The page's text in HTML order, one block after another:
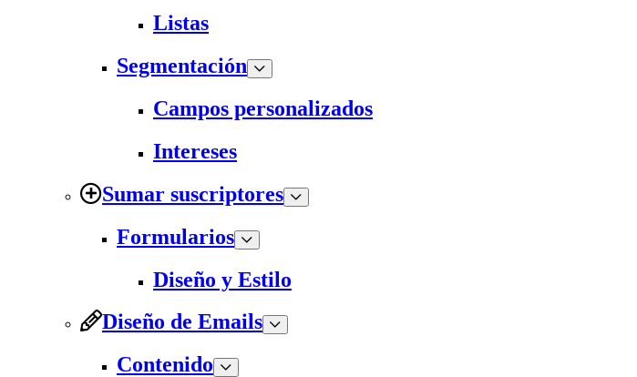
Listas
Segmentación
Campos personalizados
Intereses
Sumar suscriptores
Formularios
Diseño y Estilo
Diseño de Emails
Contenido